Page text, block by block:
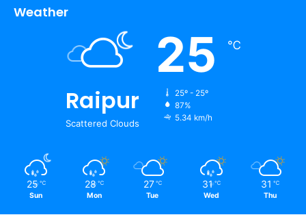
Weather
Raipur
Scattered Clouds
25 ℃
25º - 25º
87%
5.34 km/h
25 ℃
Sun
28 ℃
Mon
27 ℃
Tue
31 ℃
Wed
31 ℃
Thu